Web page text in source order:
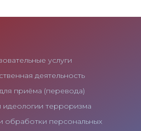
услуги
деятельность
приёма (перевода)
терроризма
обработки персональных